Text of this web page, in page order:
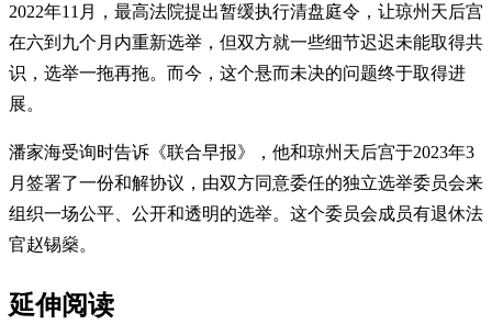
2022年11月，最高法院提出暂缓执行清盘庭令，让琼州天后宫
在六到九个月内重新选举，但双方就一些细节迟迟未能取得共
识，选举一拖再拖。而今，这个悬而未决的问题终于取得进
展。
潘家海受询时告诉《联合早报》，他和琼州天后宫于2023年3
月签署了一份和解协议，由双方同意委任的独立选举委员会来
组织一场公平、公开和透明的选举。这个委员会成员有退休法
官赵锡燊。
延伸阅读